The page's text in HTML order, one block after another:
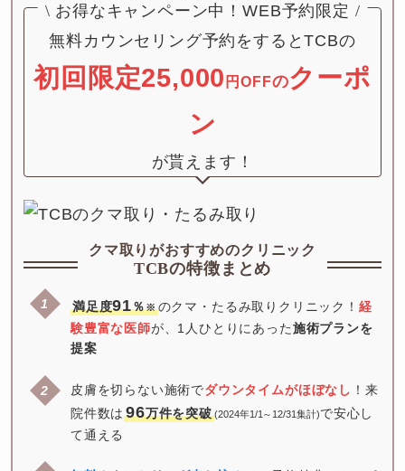
\ お得なキャンペーン中！WEB予約限定 /
初回限定25,000 円OFFのクーポ
ン
が貰えます！
クマ取りがおすすめのクリニック
TCBの特徴まとめ
満足度91％※のクマ・たるみ取りクリニック！ 経
験豊富な医師が、1人ひとりにあった施術プランを
提案
皮膚を切らない施術でダウンタイムがほぼなし ！来
院件数は96万件を突破(2024年1/1～12/31集計)で安心し
て通える